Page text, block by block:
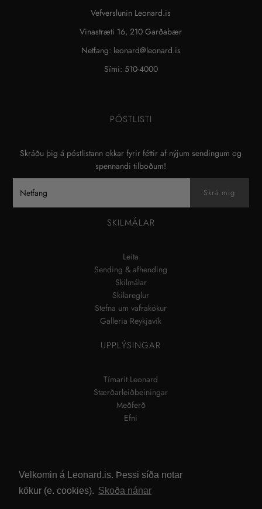
Velkomin á Leonard.is. Þessi síða notar
kökur (e. cookies). Skoða nánar
Vefverslunin Leonard.is
Vinastræti 16, 210 Garðabær
Netfang: leonard@leonard.is
Sími: 510-4000
PÓSTLISTI
Skráðu þig á póstlistann okkar fyrir féttir af nýjum sendingum og
spennandi tilboðum!
SKILMÁLAR
Leita
Sending & afhending
Skilmálar
Skilareglur
Stefna um vafrakökur
Galleria Reykjavík
UPPLÝSINGAR
Tímarit Leonard
Stærðarleiðbeiningar
Meðferð
Efni